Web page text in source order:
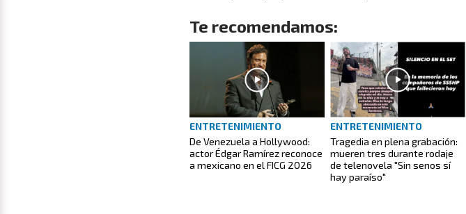
Te recomendamos:
ENTRETENIMIENTO
De Venezuela a Hollywood:
actor Édgar Ramírez reconoce
a mexicano en el FICG 2026
ENTRETENIMIENTO
Tragedia en plena grabación:
mueren tres durante rodaje
de telenovela "Sin senos sí
hay paraíso"